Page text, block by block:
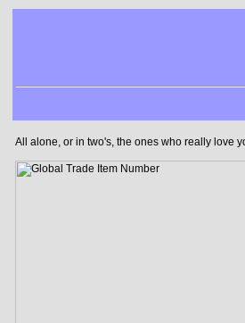
All alone, or in two's, the ones who really love